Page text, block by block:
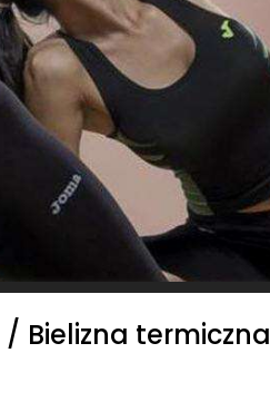
/ Bielizna termiczna